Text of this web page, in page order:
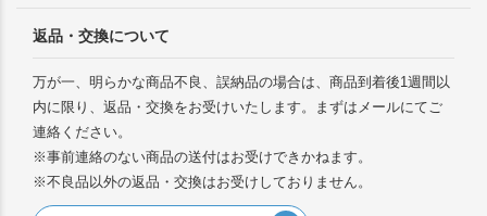
返品・交換について
万が一、明らかな商品不良、誤納品の場合は、商品到着後1週間以
内に限り、返品・交換をお受けいたします。まずはメールにてご
連絡ください。
※事前連絡のない商品の送付はお受けできかねます。
※不良品以外の返品・交換はお受けしておりません。